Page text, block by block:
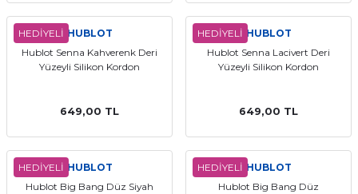
HEDİYELİ HUBLOT
Hublot Senna Kahverenk Deri
Yüzeyli Silikon Kordon
649,00 TL
HEDİYELİ HUBLOT
Hublot Senna Lacivert Deri
Yüzeyli Silikon Kordon
649,00 TL
HEDİYELİ HUBLOT
Hublot Big Bang Düz Siyah
HEDİYELİ HUBLOT
Hublot Big Bang Düz